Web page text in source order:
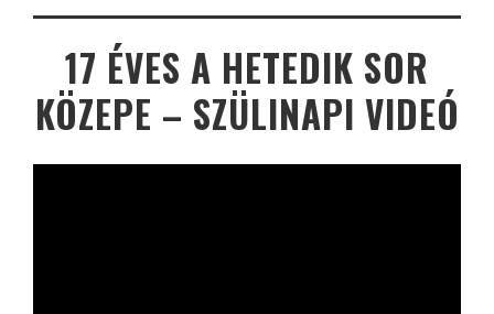
17 ÉVES A HETEDIK SOR
KÖZEPE – SZÜLINAPI VIDEÓ